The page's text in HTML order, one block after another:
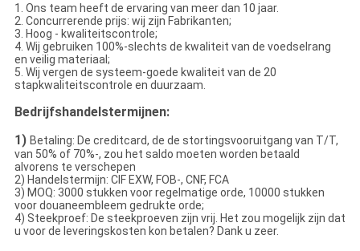
1. Ons team heeft de ervaring van meer dan 10 jaar.
2. Concurrerende prijs: wij zijn Fabrikanten;
3. Hoog - kwaliteitscontrole;
4. Wij gebruiken 100%-slechts de kwaliteit van de voedselrang
en veilig materiaal;
5. Wij vergen de systeem-goede kwaliteit van de 20
stapkwaliteitscontrole en duurzaam.
Bedrijfshandelstermijnen:
1) Betaling: De creditcard, de de stortingsvooruitgang van T/T,
van 50% of 70%-, zou het saldo moeten worden betaald
alvorens te verschepen
2) Handelstermijn: CIF EXW, FOB-, CNF, FCA
3) MOQ: 3000 stukken voor regelmatige orde, 10000 stukken
voor douaneembleem gedrukte orde;
4) Steekproef: De steekproeven zijn vrij. Het zou mogelijk zijn dat
u voor de leveringskosten kon betalen? Dank u zeer.